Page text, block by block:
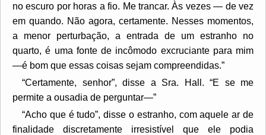
no escuro por horas a fio. Me trancar. Às vezes — de vez
em quando. Não agora, certamente. Nesses momentos,
a menor perturbação, a entrada de um estranho no
quarto, é uma fonte de incômodo excruciante para mim
—é bom que essas coisas sejam compreendidas.”
“Certamente, senhor”, disse a Sra. Hall. “E se me
permite a ousadia de perguntar—”
“Acho que é tudo”, disse o estranho, com aquele ar de
finalidade discretamente irresistível que ele podia